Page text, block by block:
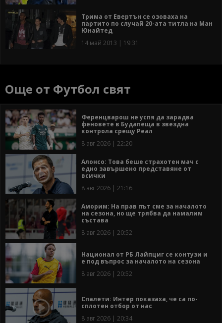
Трима от Евертън се озоваха на
партито по случай 20-ата титла на Ман
Юнайтед
14 май 2013 | 19:31
Още от Футбол свят
Ференцварош не успя да зарадва
феновете в Будапеща в звездна
контрола срещу Реал
8 авг 2026 | 22:20
Алонсо: Това беше страхотен мач с
едно завършено представяне от
всички
8 авг 2026 | 21:16
Аморим: На прав път сме за началото
на сезона, но ще трябва да намалим
състава
8 авг 2026 | 20:52
Национал от РБ Лайпциг се контузи и
е под въпрос за началото на сезона
8 авг 2026 | 20:52
Спалети: Интер показаха, че са по-
сплотен отбор от нас
8 авг 2026 | 20:34